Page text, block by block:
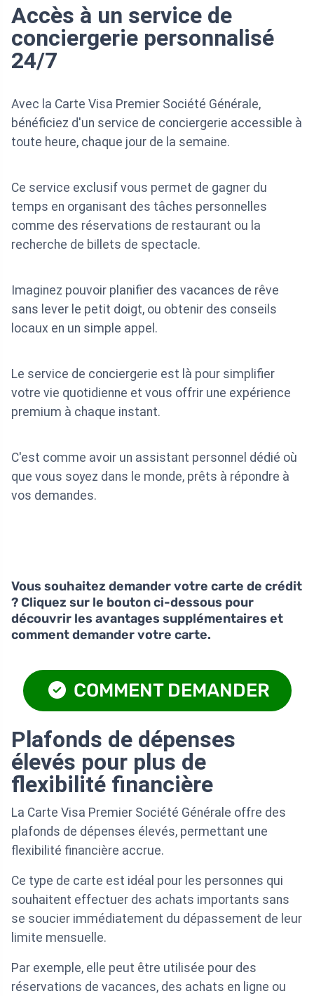
Accès à un service de
conciergerie personnalisé
24/7
Avec la Carte Visa Premier Société Générale,
bénéficiez d'un service de conciergerie accessible à
toute heure, chaque jour de la semaine.
Ce service exclusif vous permet de gagner du
temps en organisant des tâches personnelles
comme des réservations de restaurant ou la
recherche de billets de spectacle.
Imaginez pouvoir planifier des vacances de rêve
sans lever le petit doigt, ou obtenir des conseils
locaux en un simple appel.
Le service de conciergerie est là pour simplifier
votre vie quotidienne et vous offrir une expérience
premium à chaque instant.
C'est comme avoir un assistant personnel dédié où
que vous soyez dans le monde, prêts à répondre à
vos demandes.
Vous souhaitez demander votre carte de crédit
? Cliquez sur le bouton ci-dessous pour
découvrir les avantages supplémentaires et
comment demander votre carte.
COMMENT DEMANDER
Plafonds de dépenses
élevés pour plus de
flexibilité financière
La Carte Visa Premier Société Générale offre des
plafonds de dépenses élevés, permettant une
flexibilité financière accrue.
Ce type de carte est idéal pour les personnes qui
souhaitent effectuer des achats importants sans
se soucier immédiatement du dépassement de leur
limite mensuelle.
Par exemple, elle peut être utilisée pour des
réservations de vacances, des achats en ligne ou